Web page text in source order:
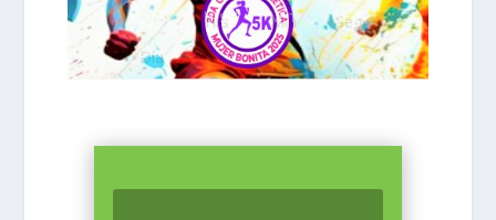
Día
Hrs Min Seg